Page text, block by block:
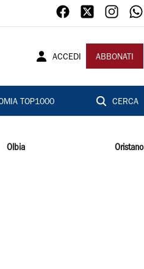
ACCEDI ABBONATI
TOP1000 CERCA
Olbia Oristano